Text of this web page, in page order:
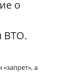
о
ВТО.
а